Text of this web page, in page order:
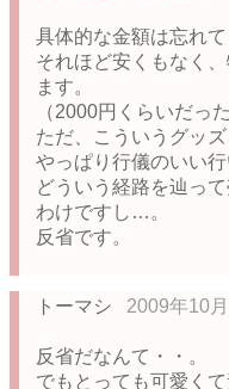
具体的な金額は忘れて
それほど安くもなく
ます。
（2000円くらいだっ
ただ、こういうグッ
やっぱり行儀のいい
どういう経路を辿っ
わけですし…。
反省です。
トーマシ 2009年10
反省だなんて・・。
でもとっても可愛く